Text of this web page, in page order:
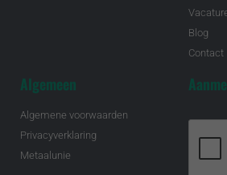
Blog
Contact
Algemeen
Algemene voorwaarden
Privacyverklaring
Metaalunie